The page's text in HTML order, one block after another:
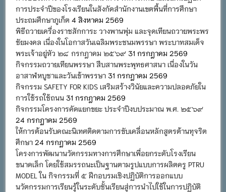
การประจำปีของโรงเรียนในสังกัดสำนักงานเขตพื้นที่การศึกษา
ประถมศึกษาภูเก็ต 4 สิงหาคม 2569
พิธีถวายเครื่องราชสักการะ วางพานพุ่ม และจุดเทียนถวายพระพร
ชัยมงคล เนื่องในโอกาสวันเฉลิมพระชนมพรรษา พระบาทสมเด็จ
พระเจ้าอยู่หัว ๒๘ กรกฎาคม ๒๕๖๙ 31 กรกฎาคม 2569
กิจกรรมถวายเทียนพรรษา สืบสานพระพุทธศาสนา เนื่องในวัน
อาสาฬหบูชาและวันเข้าพรรษา 31 กรกฎาคม 2569
กิจกรรม SAFETY FOR KIDS เสริมสร้างวินัยและความปลอดภัยใน
การใช้รถใช้ถนน 31 กรกฎาคม 2569
กิจกรรมโครงการคัดแยกขยะ ประจำปีงบประมาณ พ.ศ. ๒๕๖๙
24 กรกฎาคม 2569
ให้การต้อนรับคณะนิเทศติดตามการขับเคลื่อนหลักสูตรต้านทุจริต
ศึกษา 24 กรกฎาคม 2569
โครงการพัฒนานวัตกรรมทางการศึกษาเพื่อยกระดับโรงเรียน
ขนาดเล็ก โดยใช้สมรรถนะเป็นฐานตามรูปแบบการผลิตครู PTRU
MODEL ใน กิจกรรมที่ ๕ ฝึกอบรมเชิงปฏิบัติการออกแบบ
นวัตกรรมการเรียนรู้ในระดับชั้นเรียนสู่การนำไปใช้ในการปฏิบัติ